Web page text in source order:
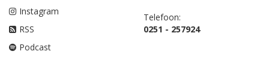
Instagram
RSS
Podcast
Telefoon:
0251 - 257924